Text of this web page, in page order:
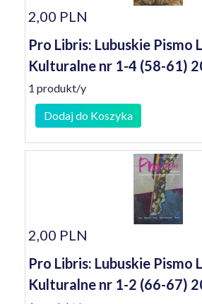
2,00 PLN
Pro Libris: Lubuskie Pismo
Kulturalne nr 1-4 (58-61)
1 produkt/y
Dodaj do Koszyka
2,00 PLN
Pro Libris: Lubuskie Pismo
Kulturalne nr 1-2 (66-67)